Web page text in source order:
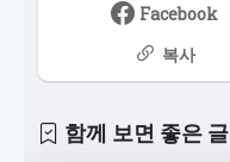
Facebook
복사
함께 보면 좋은 글